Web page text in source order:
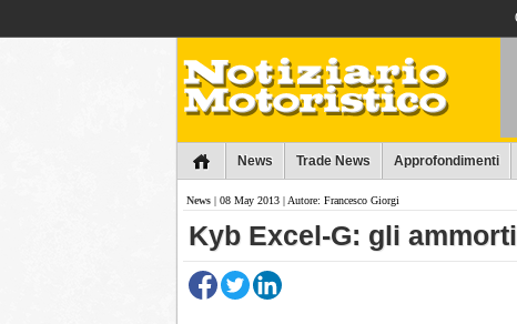
News Trade News Approfondimenti
News | 08 May 2013 | Autore: Francesco Giorgi
Kyb Excel-G: gli